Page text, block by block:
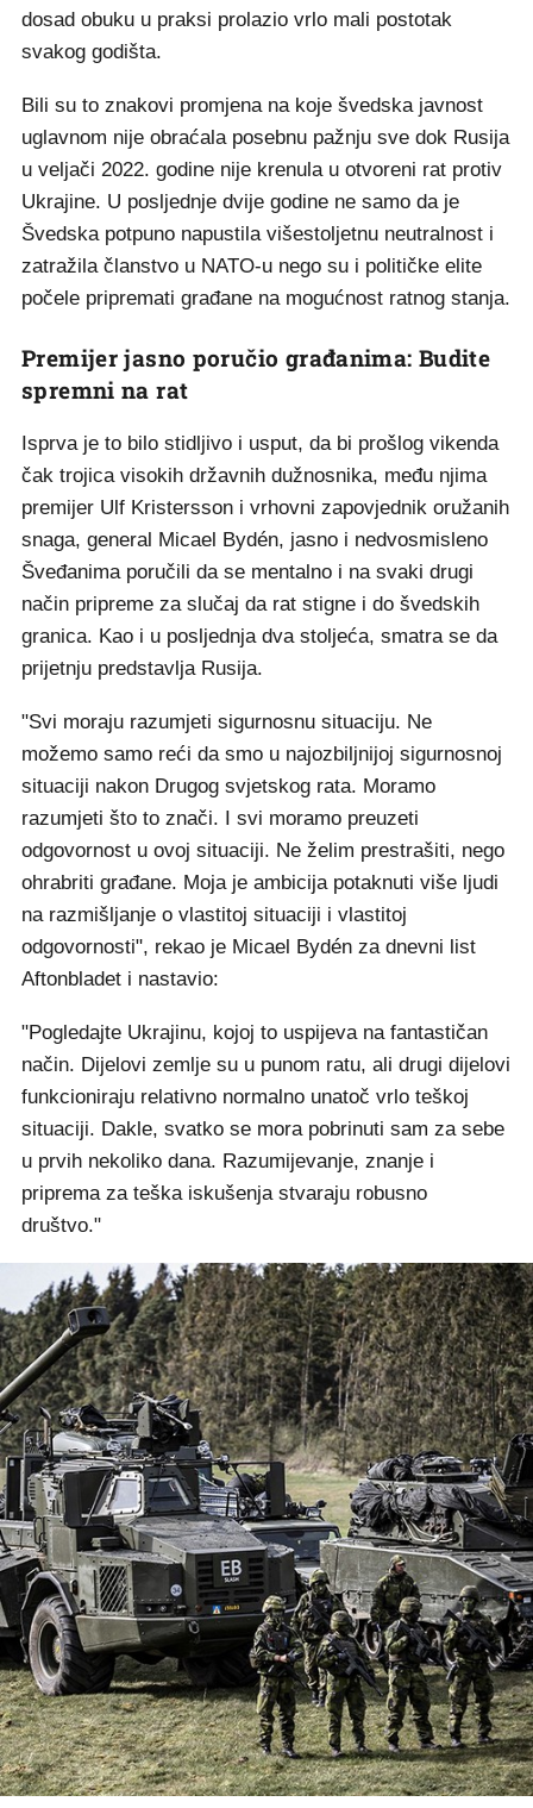
dosad obuku u praksi prolazio vrlo mali postotak
svakog godišta.
Bili su to znakovi promjena na koje švedska javnost
uglavnom nije obraćala posebnu pažnju sve dok Rusija
u veljači 2022. godine nije krenula u otvoreni rat protiv
Ukrajine. U posljednje dvije godine ne samo da je
Švedska potpuno napustila višestoljetnu neutralnost i
zatražila članstvo u NATO-u nego su i političke elite
počele pripremati građane na mogućnost ratnog stanja.
Premijer jasno poručio građanima: Budite
spremni na rat
Isprva je to bilo stidljivo i usput, da bi prošlog vikenda
čak trojica visokih državnih dužnosnika, među njima
premijer Ulf Kristersson i vrhovni zapovjednik oružanih
snaga, general Micael Bydén, jasno i nedvosmisleno
Šveđanima poručili da se mentalno i na svaki drugi
način pripreme za slučaj da rat stigne i do švedskih
granica. Kao i u posljednja dva stoljeća, smatra se da
prijetnju predstavlja Rusija.
"Svi moraju razumjeti sigurnosnu situaciju. Ne
možemo samo reći da smo u najozbiljnijoj sigurnosnoj
situaciji nakon Drugog svjetskog rata. Moramo
razumjeti što to znači. I svi moramo preuzeti
odgovornost u ovoj situaciji. Ne želim prestrašiti, nego
ohrabriti građane. Moja je ambicija potaknuti više ljudi
na razmišljanje o vlastitoj situaciji i vlastitoj
odgovornosti", rekao je Micael Bydén za dnevni list
Aftonbladet i nastavio:
"Pogledajte Ukrajinu, kojoj to uspijeva na fantastičan
način. Dijelovi zemlje su u punom ratu, ali drugi dijelovi
funkcioniraju relativno normalno unatoč vrlo teškoj
situaciji. Dakle, svatko se mora pobrinuti sam za sebe
u prvih nekoliko dana. Razumijevanje, znanje i
priprema za teška iskušenja stvaraju robusno
društvo."